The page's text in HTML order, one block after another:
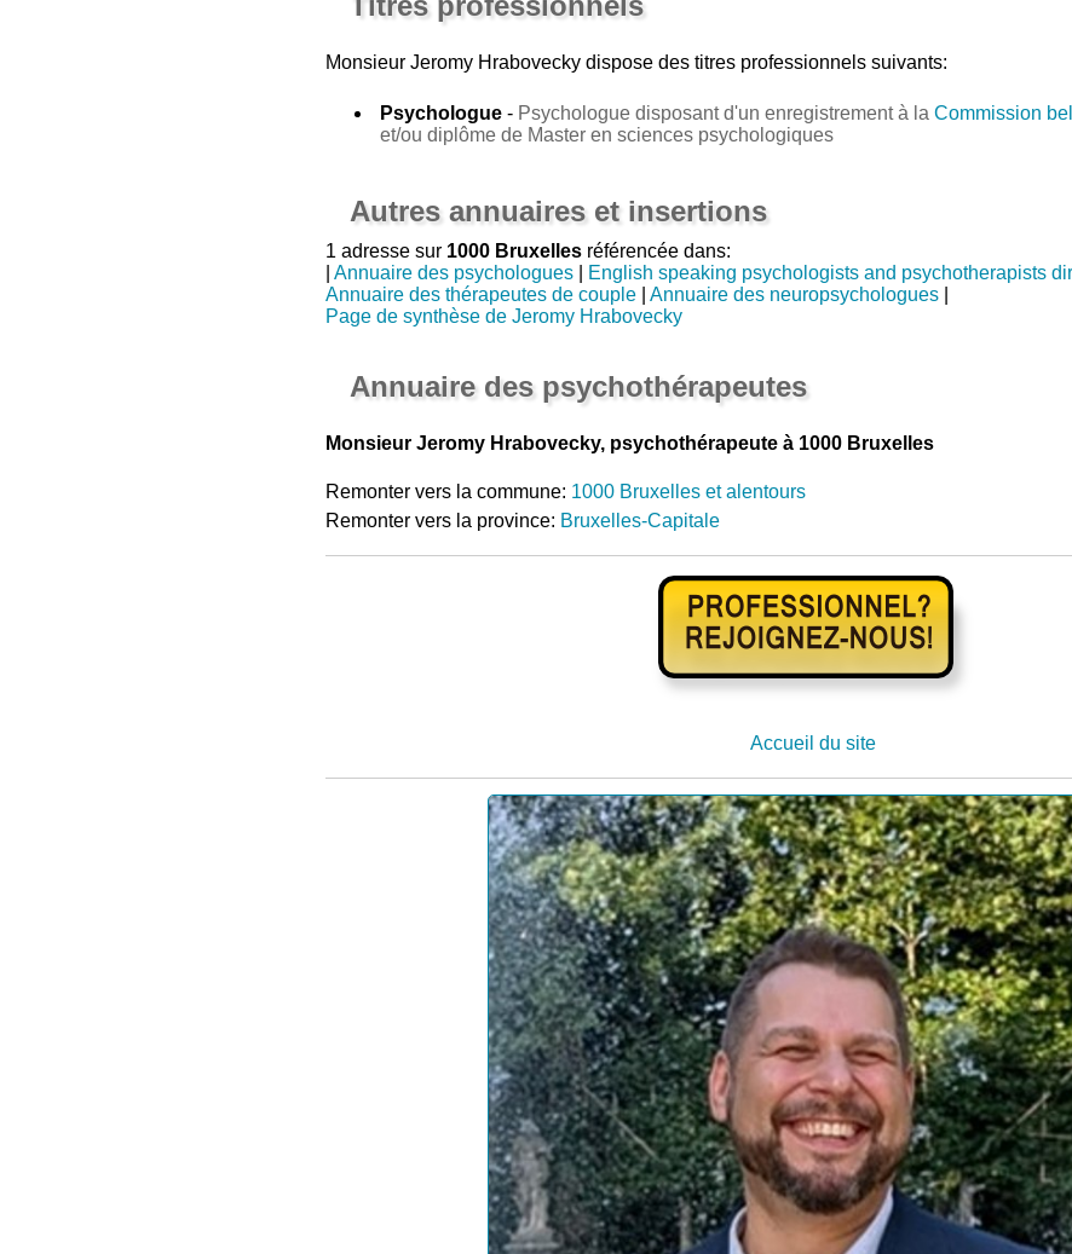
Monsieur Jeromy Hraboveckydispose des titres professionnels suivants:
Psychologue- Psychologue disposant d'un enregistrement à la Commission
et/ou diplôme de Master en sciences psychologiques
Autres annuaires et insertions
1 adresse sur 1000 Bruxellesréférencée dans:
Annuaire des psychologues| English speaking psychologists and psychotherapists
Annuaire des thérapeutes de couple| Annuaire des neuropsychologues|
Page de synthèse de Jeromy Hrabovecky
Annuaire des psychothérapeutes
Monsieur Jeromy Hrabovecky, psychothérapeute à 1000 Bruxelles
Remonter vers la commune: 1000 Bruxelles et alentours
Remonter vers la province: Bruxelles-Capitale
Accueil du site